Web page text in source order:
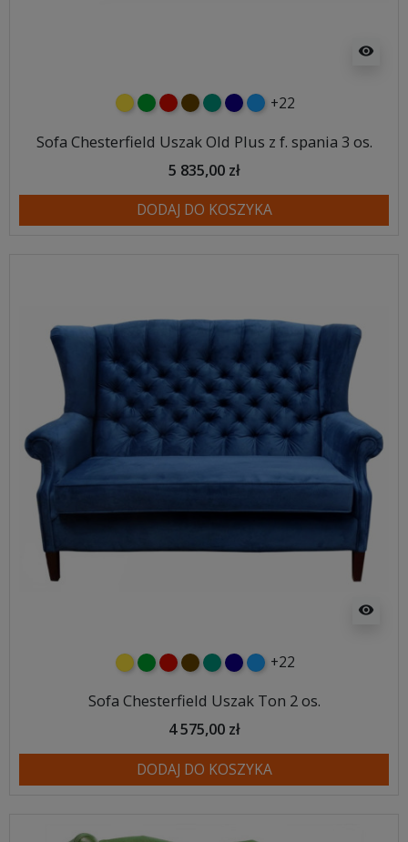
visibility
żółtyzielonyczerwony
czekoladowy
turkusowy
granatowy
niebieski
+22
Sofa Chesterfield Uszak Old Plus z f. spania 3 os.
5 835,00 zł
DODAJ DO KOSZYKA
visibility
żółtyzielonyczerwony
czekoladowy
turkusowy
granatowy
niebieski
+22
Sofa Chesterfield Uszak Ton 2 os.
4 575,00 zł
DODAJ DO KOSZYKA